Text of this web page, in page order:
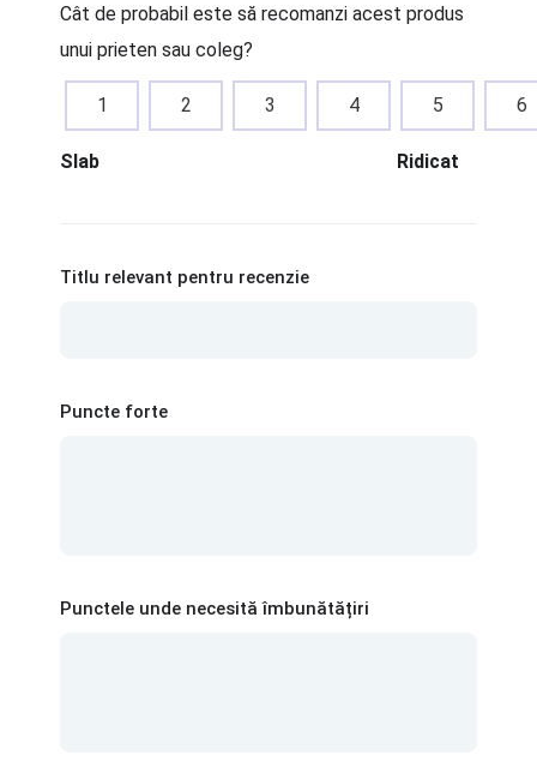
Cât de probabil este să recomanzi acest produs
unui prieten sau coleg?
1 2 3 4 5 6
Slab Ridicat
Titlu relevant pentru recenzie
Puncte forte
Punctele unde necesită îmbunătățiri